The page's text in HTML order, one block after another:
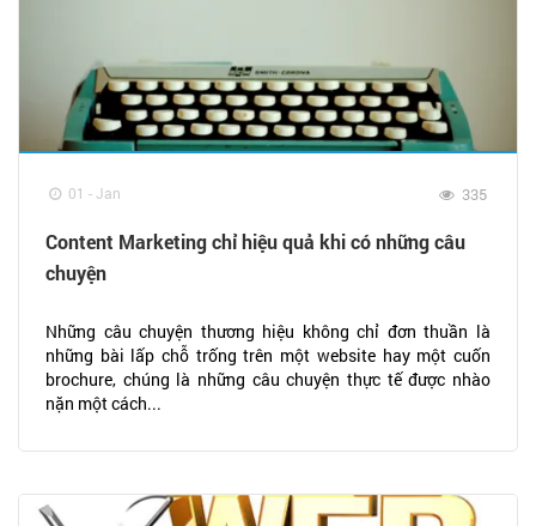
01 - Jan 335
Content Marketing chỉ hiệu quả khi có những câu
chuyện
Những câu chuyện thương hiệu không chỉ đơn thuần là
những bài lấp chỗ trống trên một website hay một cuốn
brochure, chúng là những câu chuyện thực tế được nhào
nặn một cách...